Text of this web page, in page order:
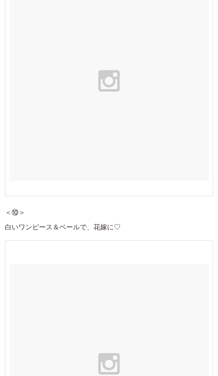
＜⑩＞
白いワンピース＆ベールで、花嫁に♡